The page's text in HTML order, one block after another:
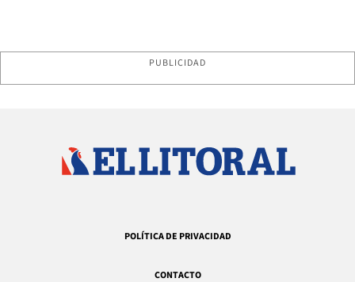
PUBLICIDAD
POLÍTICA DE PRIVACIDAD
CONTACTO